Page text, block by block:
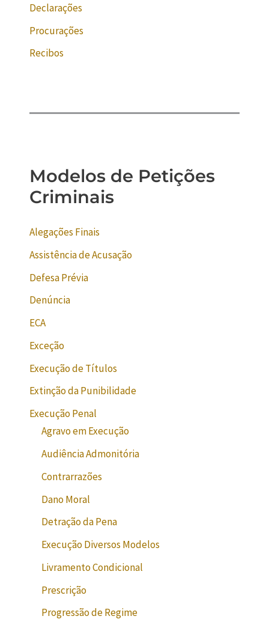
Declarações
Procurações
Recibos
Modelos de Petições
Criminais
Alegações Finais
Assistência de Acusação
Defesa Prévia
Denúncia
ECA
Exceção
Execução de Títulos
Extinção da Punibilidade
Execução Penal
Agravo em Execução
Audiência Admonitória
Contrarrazões
Dano Moral
Detração da Pena
Execução Diversos Modelos
Livramento Condicional
Prescrição
Progressão de Regime